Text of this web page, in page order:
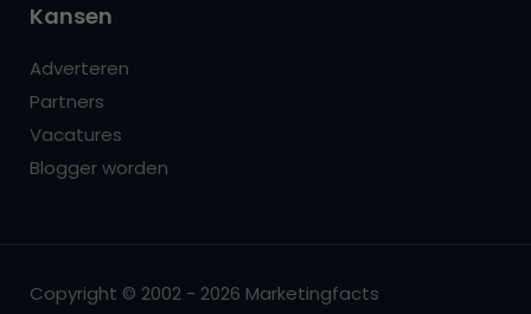
Kansen
Adverteren
Partners
Vacatures
Blogger worden
Copyright © 2002 - 2026 Marketingfacts